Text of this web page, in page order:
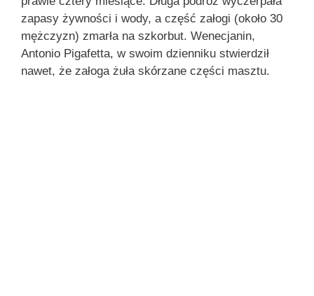
zapasy żywności i wody, a część załogi (około 30
mężczyzn) zmarła na szkorbut. Wenecjanin,
Antonio Pigafetta, w swoim dzienniku stwierdził
nawet, że załoga żuła skórzane części masztu.